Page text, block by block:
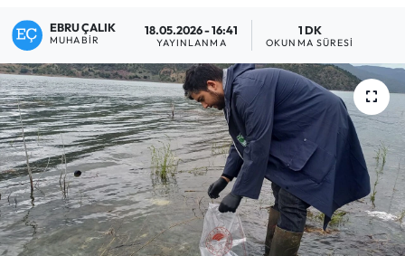
EBRU ÇALIK
MUHABIR
18.05.2026 - 16:41
YAYINLANMA
1 DK
OKUNMA SÜRESI
Dodurga Haberleri
Eğitim
Ekonomi
Güncel
İskilip Haberleri
Haber Arşivi